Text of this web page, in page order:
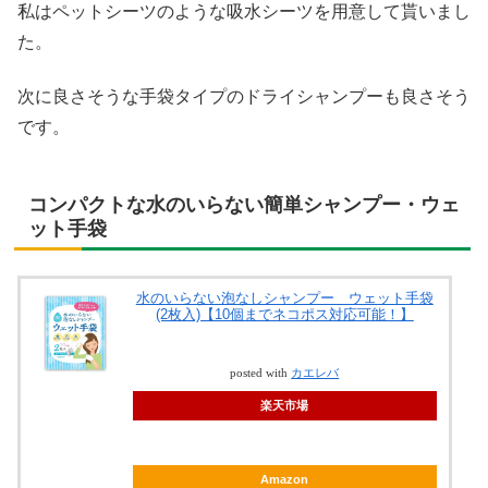
私はペットシーツのような吸水シーツを用意して貰いまし
た。
次に良さそうな手袋タイプのドライシャンプーも良さそう
です。
コンパクトな水のいらない簡単シャンプー・ウェ
ット手袋
水のいらない泡なしシャンプー ウェット手袋
(2枚入)【10個までネコポス対応可能！】
posted with カエレバ
楽天市場
Amazon